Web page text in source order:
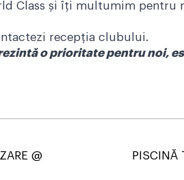
Class și îți multumim pentru
recepția clubului.
o prioritate pentru noi,
@
PISCINĂ